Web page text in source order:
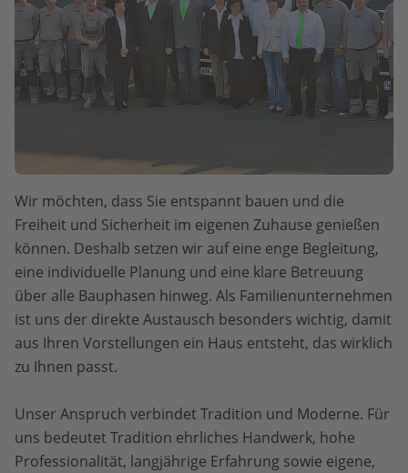
Wir möchten, dass Sie entspannt bauen und die
Freiheit und Sicherheit im eigenen Zuhause genießen
können. Deshalb setzen wir auf eine enge Begleitung,
eine individuelle Planung und eine klare Betreuung
über alle Bauphasen hinweg. Als Familienunternehmen
ist uns der direkte Austausch besonders wichtig, damit
aus Ihren Vorstellungen ein Haus entsteht, das wirklich
zu Ihnen passt.
Unser Anspruch verbindet Tradition und Moderne. Für
uns bedeutet Tradition ehrliches Handwerk, hohe
Professionalität, langjährige Erfahrung sowie eigene,